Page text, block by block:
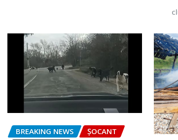
BREAKING NEWS
ȘOCANT